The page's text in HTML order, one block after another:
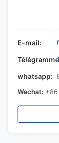
E-mail:
whatsapp:
Wechat: +86